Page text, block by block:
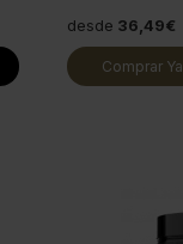
desde 36,49€
Comprar Ya